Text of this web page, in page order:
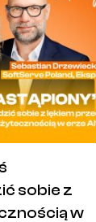
sobie z
w